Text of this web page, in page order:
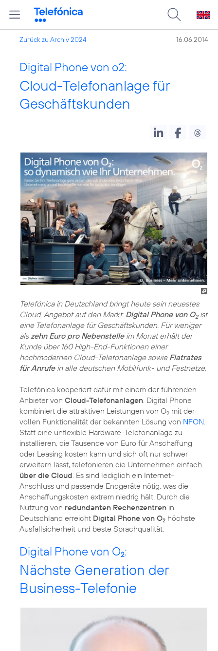
Zurück zu Archiv 2024 16.06.2014
Digital Phone von o2:
Cloud-Telefonanlage für
Geschäftskunden
Telefónica in Deutschland bringt heute sein neuestes
Cloud-Angebot auf den Markt: Digital Phone von O2ist
eine Telefonanlage für Geschäftskunden. Für weniger
alszehn Euro pro Nebenstelleim Monat erhält der
Kunde über 160 High-End-Funktionen einer
hochmodernen Cloud-Telefonanlage sowie Flatrates
für Anrufein alle deutschen Mobilfunk- und Festnetze.
Telefónica kooperiert dafür mit einem der führenden
Anbieter von Cloud-Telefonanlagen. Digital Phone
kombiniert die attraktiven Leistungen von O2 mit der
vollen Funktionalität der bekannten Lösung von NFON.
Statt eine unflexible Hardware-Telefonanlage zu
installieren, die Tausende von Euro für Anschaffung
oder Leasing kosten kann und sich oft nur schwer
erweitern lässt, telefonieren die Unternehmen einfach
über die Cloud. Es sind lediglich ein Internet-
Anschluss und passende Endgeräte nötig, was die
Anschaffungskosten extrem niedrig hält. Durch die
Nutzung von redundanten Rechenzentren in
Deutschland erreicht Digital Phone von O2 höchste
Ausfallsicherheit und beste Sprachqualität.
Digital Phone von O2:
Nächste Generation der
Business-Telefonie